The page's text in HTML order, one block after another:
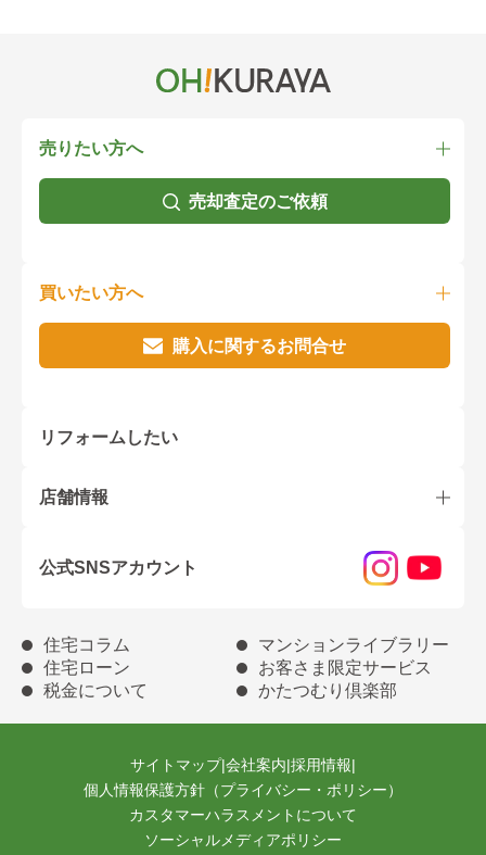
売りたい方へ
売却査定のご依頼
買いたい方へ
購入に関するお問合せ
リフォームしたい
店舗情報
公式SNSアカウント
住宅コラム
マンションライブラリー
住宅ローン
お客さま限定サービス
税金について
かたつむり倶楽部
サイトマップ|会社案内|採用情報|
個人情報保護方針（プライバシー・ポリシー）
カスタマーハラスメントについて
ソーシャルメディアポリシー